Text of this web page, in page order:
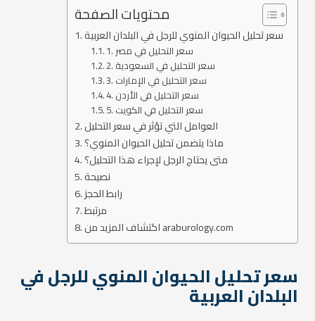
محتويات الصفحة
سعر تحليل الحيوان المنوي للرجل في البلدان العربية
1. سعر التحليل في مصر
2. سعر التحليل في السعودية
3. سعر التحليل في الإمارات
4. سعر التحليل في الأردن
5. سعر التحليل في الكويت
العوامل التي تؤثر في سعر التحليل
ماذا يتضمن تحليل الحيوان المنوي؟
متى يحتاج الرجل لإجراء هذا التحليل؟
نصيحة
رابط الحجز
مرتبط
اكتشاف المزيد من araburology.com
سعر تحليل الحيوان المنوي للرجل في
البلدان العربية